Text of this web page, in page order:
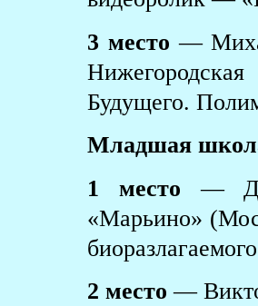
3 место —
Будущего.
Младшая
1 место —
«Марьино»
2 место —